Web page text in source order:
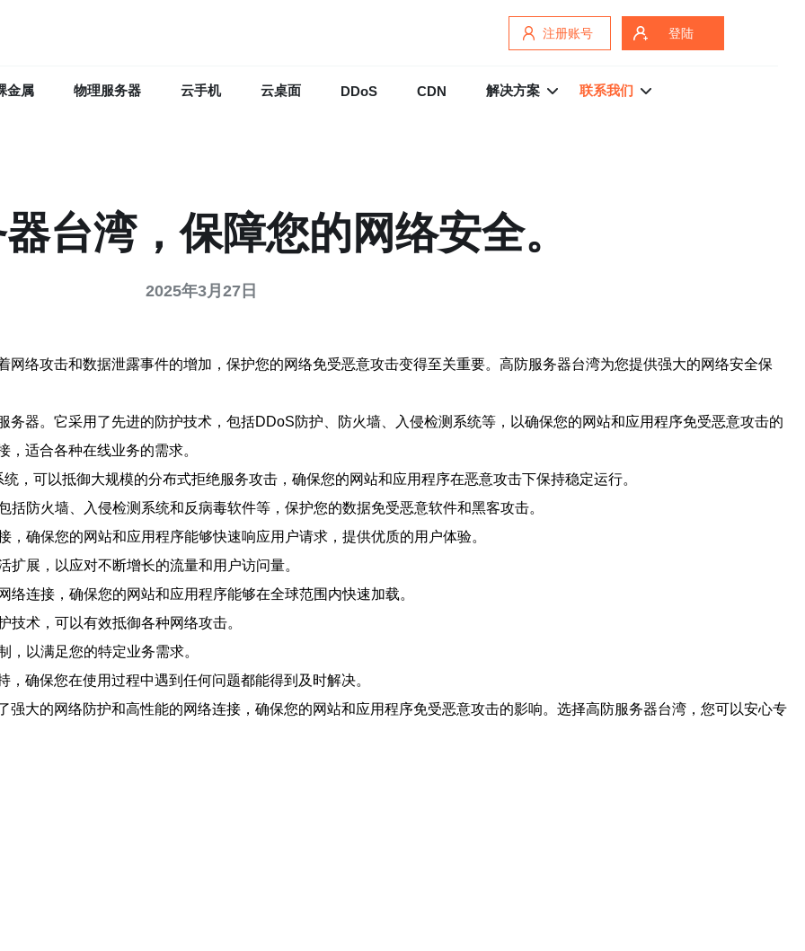
注册账号 登陆
金属 物理服务器 云手机 云桌面 DDoS CDN 解决方案 联系我们
台湾，保障您的网络安全。
2025年3月27日
络攻击和数据泄露事件的增加，保护您的网络免受恶意攻击变得至关重要。高防服务器台湾为您提供强大的网络安全保
器。它采用了先进的防护技术，包括DDoS防护、防火墙、入侵检测系统等，以确保您的网站和应用程序免受恶意攻击的
适合各种在线业务的需求。
，可以抵御大规模的分布式拒绝服务攻击，确保您的网站和应用程序在恶意攻击下保持稳定运行。
防火墙、入侵检测系统和反病毒软件等，保护您的数据免受恶意软件和黑客攻击。
确保您的网站和应用程序能够快速响应用户请求，提供优质的用户体验。
展，以应对不断增长的流量和用户访问量。
连接，确保您的网站和应用程序能够在全球范围内快速加载。
术，可以有效抵御各种网络攻击。
，以满足您的特定业务需求。
确保您在使用过程中遇到任何问题都能得到及时解决。
大的网络防护和高性能的网络连接，确保您的网站和应用程序免受恶意攻击的影响。选择高防服务器台湾，您可以安心专